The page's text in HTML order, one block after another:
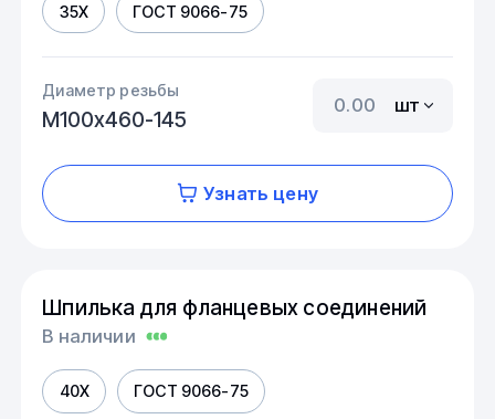
35Х ГОСТ 9066-75
Диаметр резьбы
М100х460-145
шт
Узнать цену
Шпилька для фланцевых соединений
В наличии
40Х ГОСТ 9066-75